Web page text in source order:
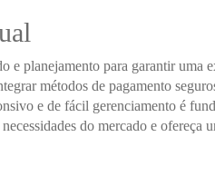
e planejamento para garantir
métodos de pagamento
e de fácil gerenciamento é
do mercado e ofereça